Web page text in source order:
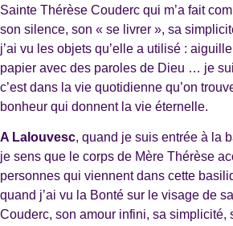
Sainte Thérèse Couderc qui m’a fait
son silence, son « se livrer », sa
j’ai vu les objets qu’elle a utilisé :
papier avec des paroles de Dieu … je
c’est dans la vie quotidienne qu’on
bonheur qui donnent la vie éternelle.
A Lalouvesc, quand je suis entrée à la
je sens que le corps de Mère Thérèse
personnes qui viennent dans cette
quand j’ai vu la Bonté sur le visage de
Couderc, son amour infini, sa simplicité,